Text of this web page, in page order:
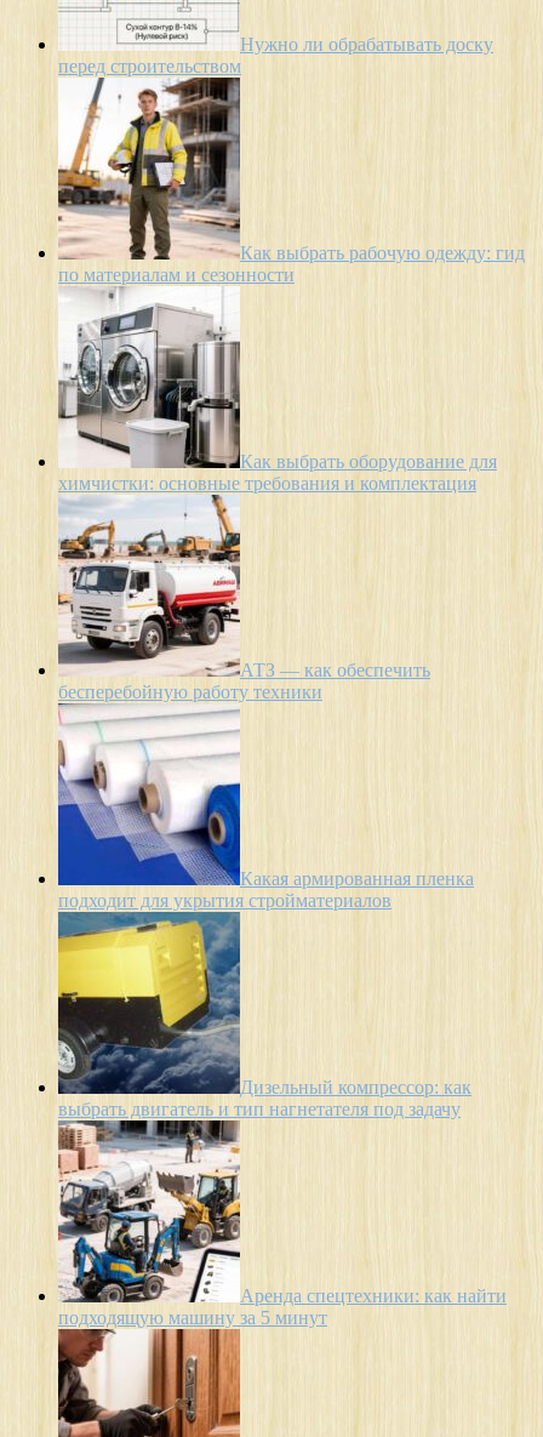
Нужно ли обрабатывать доску
перед строительством
Как выбрать рабочую одежду: гид
по материалам и сезонности
Как выбрать оборудование для
химчистки: основные требования и комплектация
АТЗ — как обеспечить
бесперебойную работу техники
Какая армированная пленка
подходит для укрытия стройматериалов
Дизельный компрессор: как
выбрать двигатель и тип нагнетателя под задачу
Аренда спецтехники: как найти
подходящую машину за 5 минут